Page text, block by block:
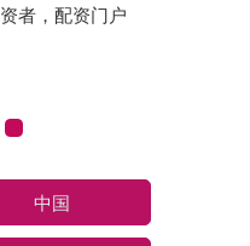
者，配资门户
中国